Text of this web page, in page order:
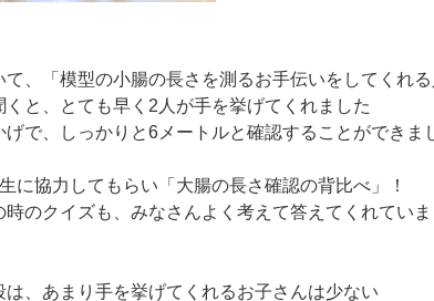
て、「模型の小腸の長さを測るお手伝いをしてくれ
くと、とても早く2人が手を挙げてくれました
げで、しっかりと6メートルと確認することができま
に協力してもらい「大腸の長さ確認の背比べ」！
時のクイズも、みなさんよく考えて答えてくれてい
は、あまり手を挙げてくれるお子さんは少ない